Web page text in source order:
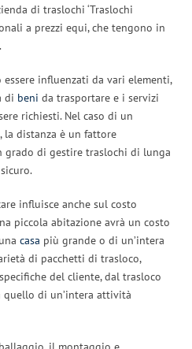
di traslochi ‘Traslochi
a prezzi equi, che tengono in
influenzati da vari elementi,
di beni da trasportare e i servizi
richiesti. Nel caso di un
la distanza è un fattore
grado di gestire traslochi di lunga
influisce anche sul costo
piccola abitazione avrà un costo
casa più grande o di un’intera
di pacchetti di trasloco,
del cliente, dal trasloco
di un’intera attività